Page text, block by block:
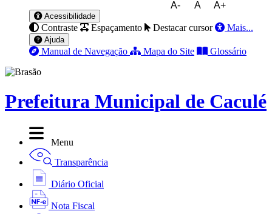
A- A A+
Acessibilidade
Contraste Espaçamento Destacar cursor Mais...
Ajuda
Manual de Navegação Mapa do Site Glossário
Prefeitura Municipal de Caculé
Menu
Transparência
Diário Oficial
Nota Fiscal